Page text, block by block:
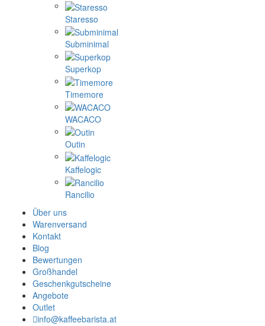
Staresso
Subminimal
Superkop
Timemore
WACACO
Outin
Kaffelogic
Rancilio
Über uns
Warenversand
Kontakt
Blog
Bewertungen
Großhandel
Geschenkgutscheine
Angebote
Outlet
info@kaffeebarista.at